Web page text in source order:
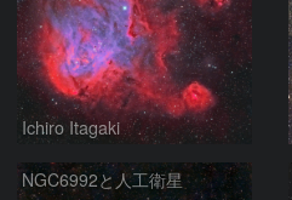
Ichiro Itagaki
NGC6992と人工衛星